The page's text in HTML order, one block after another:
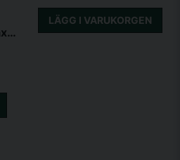
Kattsand Odourlock Maxcare
LÄGG I VARUKORGEN